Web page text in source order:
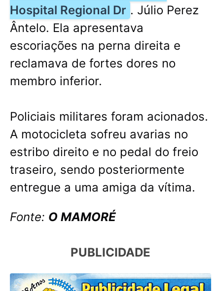
Hospital Regional Dr . Júlio Perez
Ântelo. Ela apresentava
escoriações na perna direita e
reclamava de fortes dores no
membro inferior.
Policiais militares foram acionados.
A motocicleta sofreu avarias no
estribo direito e no pedal do freio
traseiro, sendo posteriormente
entregue a uma amiga da vítima.
Fonte: O MAMORÉ
PUBLICIDADE